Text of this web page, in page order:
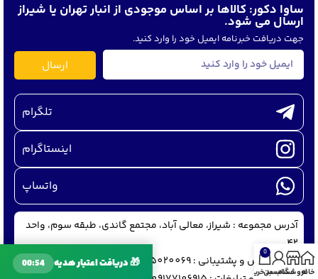
ساوا دکور: کالاها بر اساس موجودی از انبار تهران یا شیراز
ارسال می شود.
جهت دریافت خبرنامه ایمیل خود را وارد کنید.
ارسال
تلگرام
اینستاگرام
واتساپ
آدرس مجموعه : شیراز، معالی آباد، مجتمع گاندی، طبقه سوم، واحد
42
ثبت سفارش و پشتیبانی : 09175020069
🎁 دریافت اعتبار هدیه 00:53
خانهفروشگاهحساب من
0
سبد خرید